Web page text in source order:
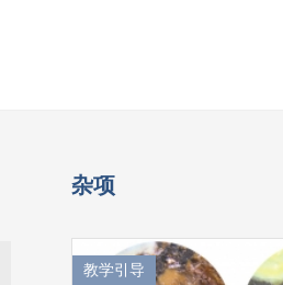
杂项
教学引导